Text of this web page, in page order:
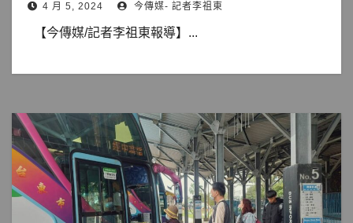
4 月 5, 2024 今傳媒- 記者李祖東
【今傳媒/記者李祖東報導】...